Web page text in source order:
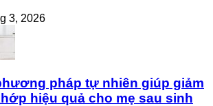
3, 2026
pháp tự nhiên giúp giảm
hiệu quả cho mẹ sau sinh